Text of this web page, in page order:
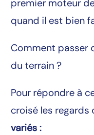
premier moteur
quand il est bien
Comment passer
du terrain ?
Pour répondre à
croisé les regards
variés :